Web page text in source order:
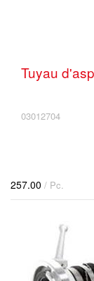
Tuyau
03012704
257.00 / Pc.